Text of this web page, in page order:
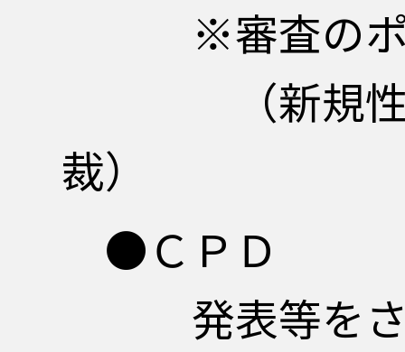
※審査のポイ
（新規性、有
裁）
●ＣＰＤ
発表等をされ